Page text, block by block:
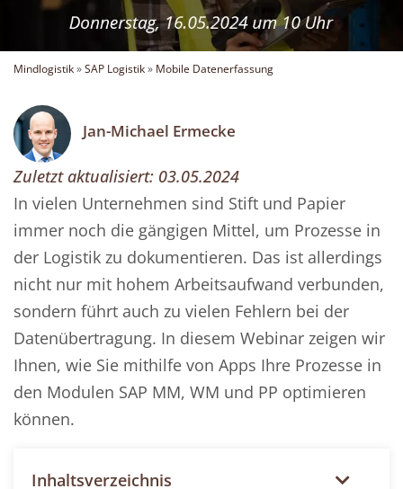
Mindlogistik»SAP Logistik» Mobile Datenerfassung
Jan-Michael Ermecke
Zuletzt aktualisiert: 03.05.2024
In vielen Unternehmen sind Stift und Papier
immer noch die gängigen Mittel, um Prozesse in
der Logistik zu dokumentieren. Das ist allerdings
nicht nur mit hohem Arbeitsaufwand verbunden,
sondern führt auch zu vielen Fehlern bei der
Datenübertragung. In diesem Webinar zeigen wir
Ihnen, wie Sie mithilfe von Apps Ihre Prozesse in
den Modulen SAP MM, WM und PP optimieren
können.
Inhaltsverzeichnis